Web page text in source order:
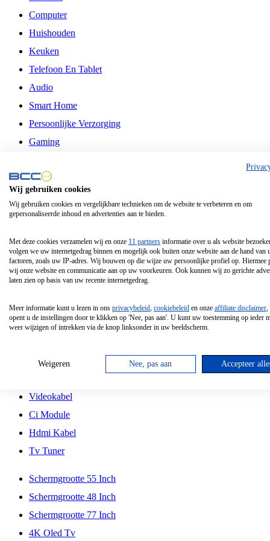
Computer
Huishouden
Keuken
Telefoon En Tablet
Audio
Smart Home
Persoonlijke Verzorging
Gaming
Philips
Schermgrootte 24 Inch
Schermgrootte 85 Inch
Schermgrootte 98 Inch
Tcl
Hd Led Tv
Antennekabel
Videokabel
Ci Module
Hdmi Kabel
Tv Tuner
Schermgrootte 55 Inch
Schermgrootte 48 Inch
Schermgrootte 77 Inch
4K Oled Tv
Wij gebruiken cookies
Wij gebruiken cookies en vergelijkbare technieken om de website te verbeteren en om
gepersonaliseerde inhoud en advertenties aan te bieden.
Met deze cookies verzamelen wij en onze 11 partners informatie over u als website
volgen we uw internetgedrag binnen en mogelijk ook buiten onze website aan de hand van
factoren, zoals uw IP-adres. Wij bouwen op die wijze uw persoonlijke profiel op. Hiermee
wij onze website en communicatie aan op uw voorkeuren. Ook kunnen wij zo gerichte
laten zien op basis van uw recente internetgedrag.
Meer informatie kunt u lezen in ons privacybeleid, cookiebeleid en onze affiliate disclaimer,
opent u de instellingen door te klikken op 'Nee, pas aan'. U kunt uw toestemming op ieder
weer wijzigen of intrekken via de knop linksonder in uw beeldscherm.
Weigeren Nee, pas aan Accepteer